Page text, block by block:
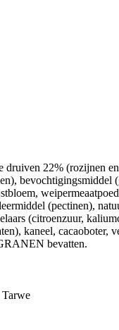
22% (rozijnen
bevochtigingsmiddel
(pectinen),
(citroenzuur,
kaneel, cacaoboter,
bevatten.